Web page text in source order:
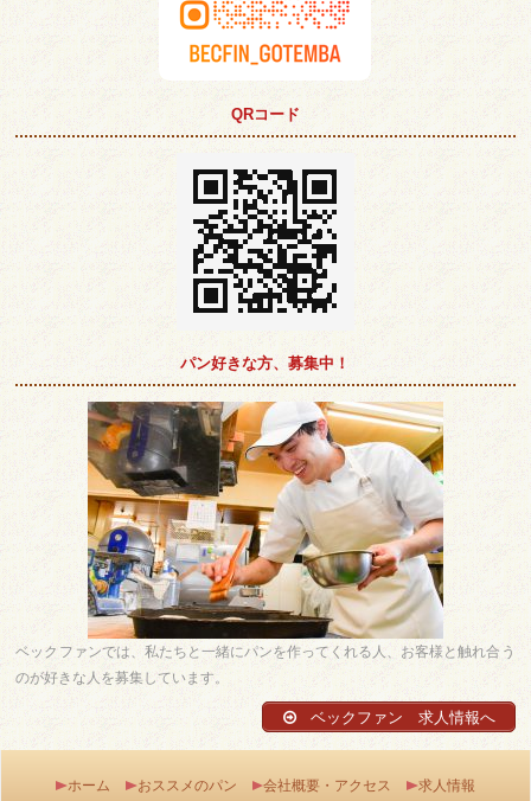
QRコード
パン好きな方、募集中！
ベックファンでは、私たちと一緒にパンを作ってくれる人、お客様と触れ合う
のが好きな人を募集しています。
ベックファン 求人情報へ
ホーム おススメのパン 会社概要・アクセス 求人情報